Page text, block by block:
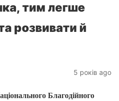
тим легше
розвивати й
5 років ago
Благодійного